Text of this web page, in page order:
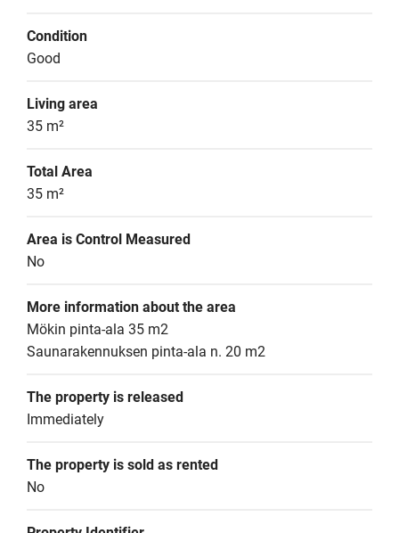
Condition
Good
Living area
35 m²
Total Area
35 m²
Area is Control Measured
No
More information about the area
Mökin pinta-ala 35 m2
Saunarakennuksen pinta-ala n. 20 m2
The property is released
Immediately
The property is sold as rented
No